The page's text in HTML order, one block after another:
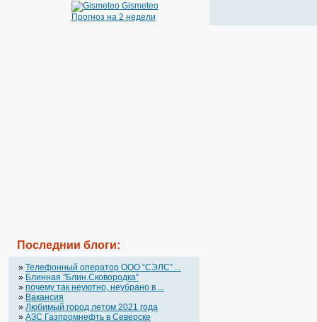
Gismeteo
Прогноз на 2 недели
Последнии блоги:
» Телефонный оператор OOO “СЭЛС” ...
» Блинная "Блин.Сковородка"
» почему так неуютно, неубрано в ...
» Вакансия
» Любимый город летом 2021 года
» АЗС Газпромнефть в Северске